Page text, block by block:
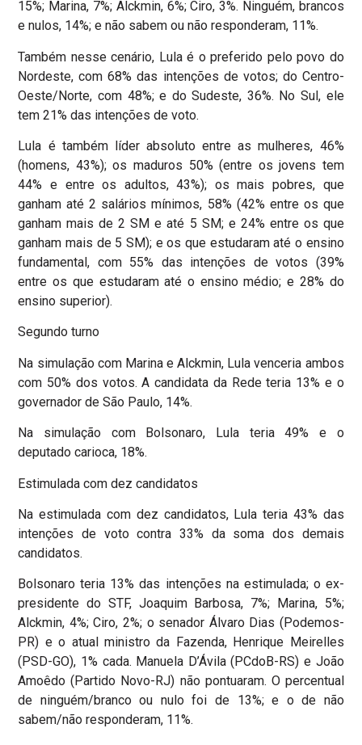
15%; Marina, 7%; Alckmin, 6%; Ciro, 3%. Ninguém, brancos
e nulos, 14%; e não sabem ou não responderam, 11%.
Também nesse cenário, Lula é o preferido pelo povo do
Nordeste, com 68% das intenções de votos; do Centro-
Oeste/Norte, com 48%; e do Sudeste, 36%. No Sul, ele
tem 21% das intenções de voto.
Lula é também líder absoluto entre as mulheres, 46%
(homens, 43%); os maduros 50% (entre os jovens tem
44% e entre os adultos, 43%); os mais pobres, que
ganham até 2 salários mínimos, 58% (42% entre os que
ganham mais de 2 SM e até 5 SM; e 24% entre os que
ganham mais de 5 SM); e os que estudaram até o ensino
fundamental, com 55% das intenções de votos (39%
entre os que estudaram até o ensino médio; e 28% do
ensino superior).
Segundo turno
Na simulação com Marina e Alckmin, Lula venceria ambos
com 50% dos votos. A candidata da Rede teria 13% e o
governador de São Paulo, 14%.
Na simulação com Bolsonaro, Lula teria 49% e o
deputado carioca, 18%.
Estimulada com dez candidatos
Na estimulada com dez candidatos, Lula teria 43% das
intenções de voto contra 33% da soma dos demais
candidatos.
Bolsonaro teria 13% das intenções na estimulada; o ex-
presidente do STF, Joaquim Barbosa, 7%; Marina, 5%;
Alckmin, 4%; Ciro, 2%; o senador Álvaro Dias (Podemos-
PR) e o atual ministro da Fazenda, Henrique Meirelles
(PSD-GO), 1% cada. Manuela D’Ávila (PCdoB-RS) e João
Amoêdo (Partido Novo-RJ) não pontuaram. O percentual
de ninguém/branco ou nulo foi de 13%; e o de não
sabem/não responderam, 11%.